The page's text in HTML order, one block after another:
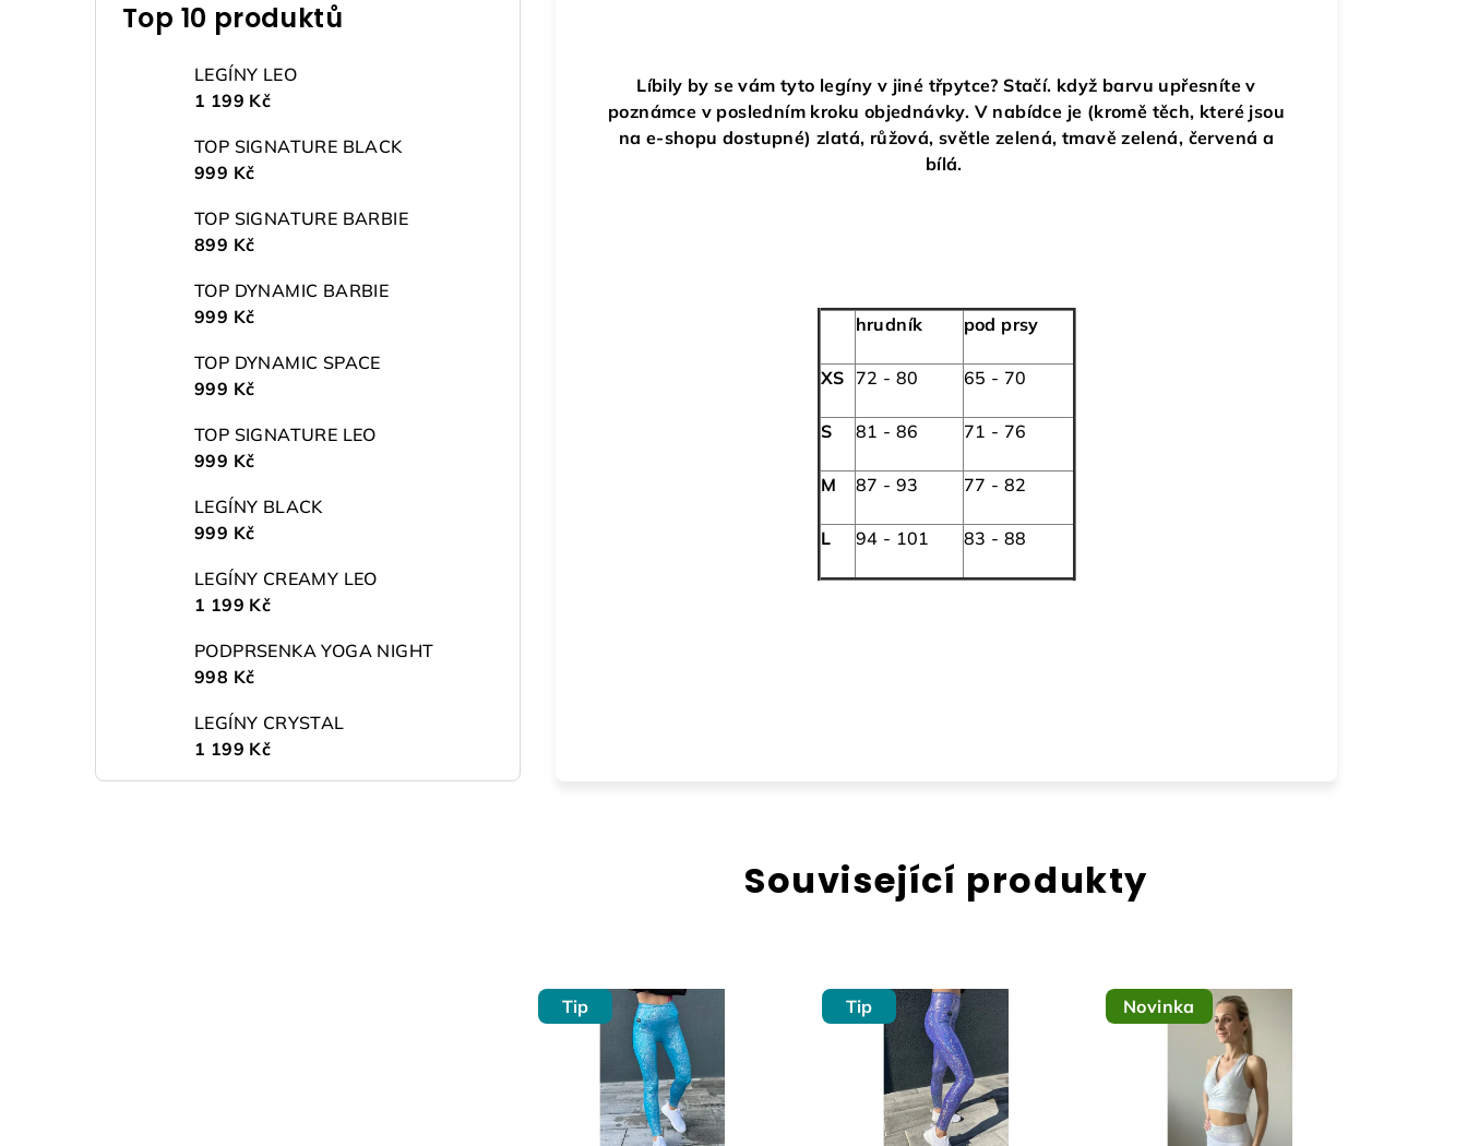
Top 10 produktů
LEGÍNY LEO
1 199 Kč
TOP SIGNATURE BLACK
999 Kč
TOP SIGNATURE BARBIE
899 Kč
TOP DYNAMIC BARBIE
999 Kč
TOP DYNAMIC SPACE
999 Kč
TOP SIGNATURE LEO
999 Kč
LEGÍNY BLACK
999 Kč
LEGÍNY CREAMY LEO
1 199 Kč
PODPRSENKA YOGA NIGHT
998 Kč
LEGÍNY CRYSTAL
1 199 Kč
Líbily by se vám tyto legíny v jiné třpytce? Stačí. když barvu upřesníte v
poznámce v posledním kroku objednávky. V nabídce je (kromě těch, které jsou
na e-shopu dostupné) zlatá, růžová, světle zelená, tmavě zelená, červená a
bílá.
hrudník pod prsy
XS 72 - 80 65 - 70
S 81 - 86 71 - 76
M 87 - 93 77 - 82
L 94 - 101 83 - 88
Související produkty
Tip Tip Novinka